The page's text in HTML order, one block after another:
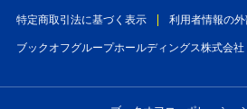
特定商取引法に基づく表示 利用者情報の
ブックオフグループホールディングス株式会社